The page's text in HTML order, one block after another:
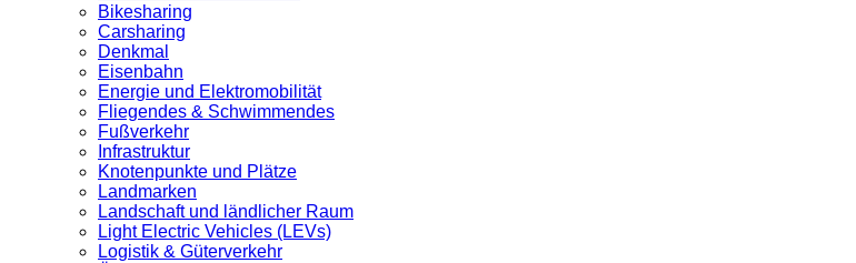
Bikesharing
Carsharing
Denkmal
Eisenbahn
Energie und Elektromobilität
Fliegendes & Schwimmendes
Fußverkehr
Infrastruktur
Knotenpunkte und Plätze
Landmarken
Landschaft und ländlicher Raum
Light Electric Vehicles (LEVs)
Logistik & Güterverkehr